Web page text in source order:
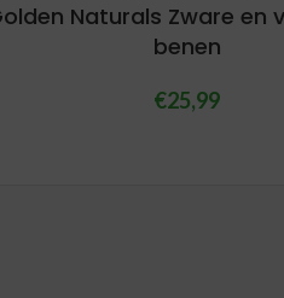
Naturals Zware en
benen
€25,99